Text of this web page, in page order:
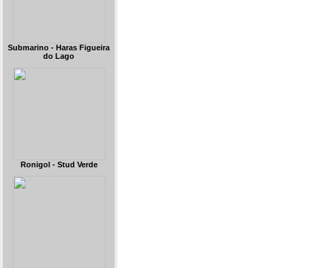
Submarino - Haras Figueira
do Lago
Ronigol - Stud Verde